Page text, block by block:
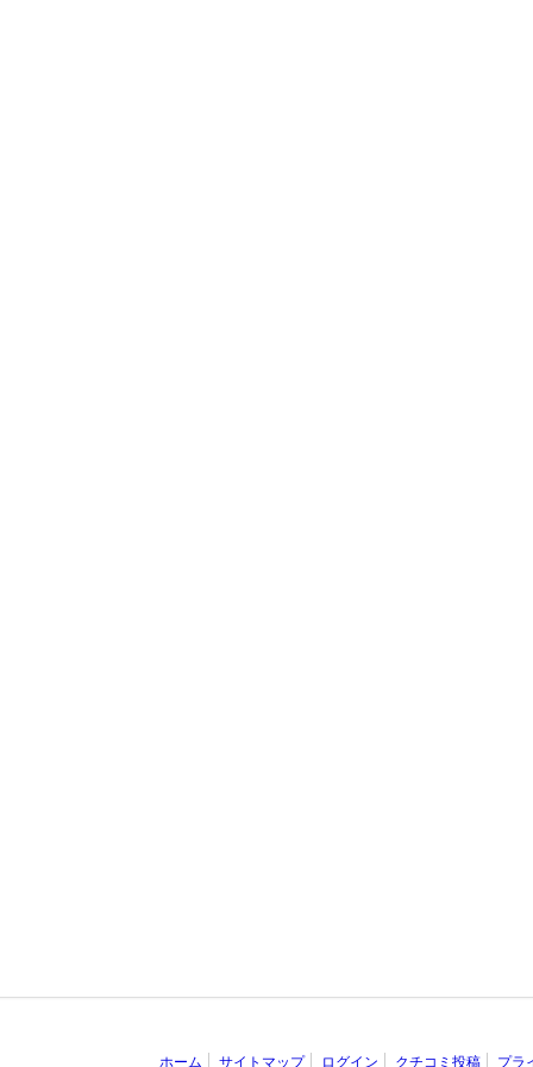
ホーム サイトマップ ログイン クチコミ投稿 プラ